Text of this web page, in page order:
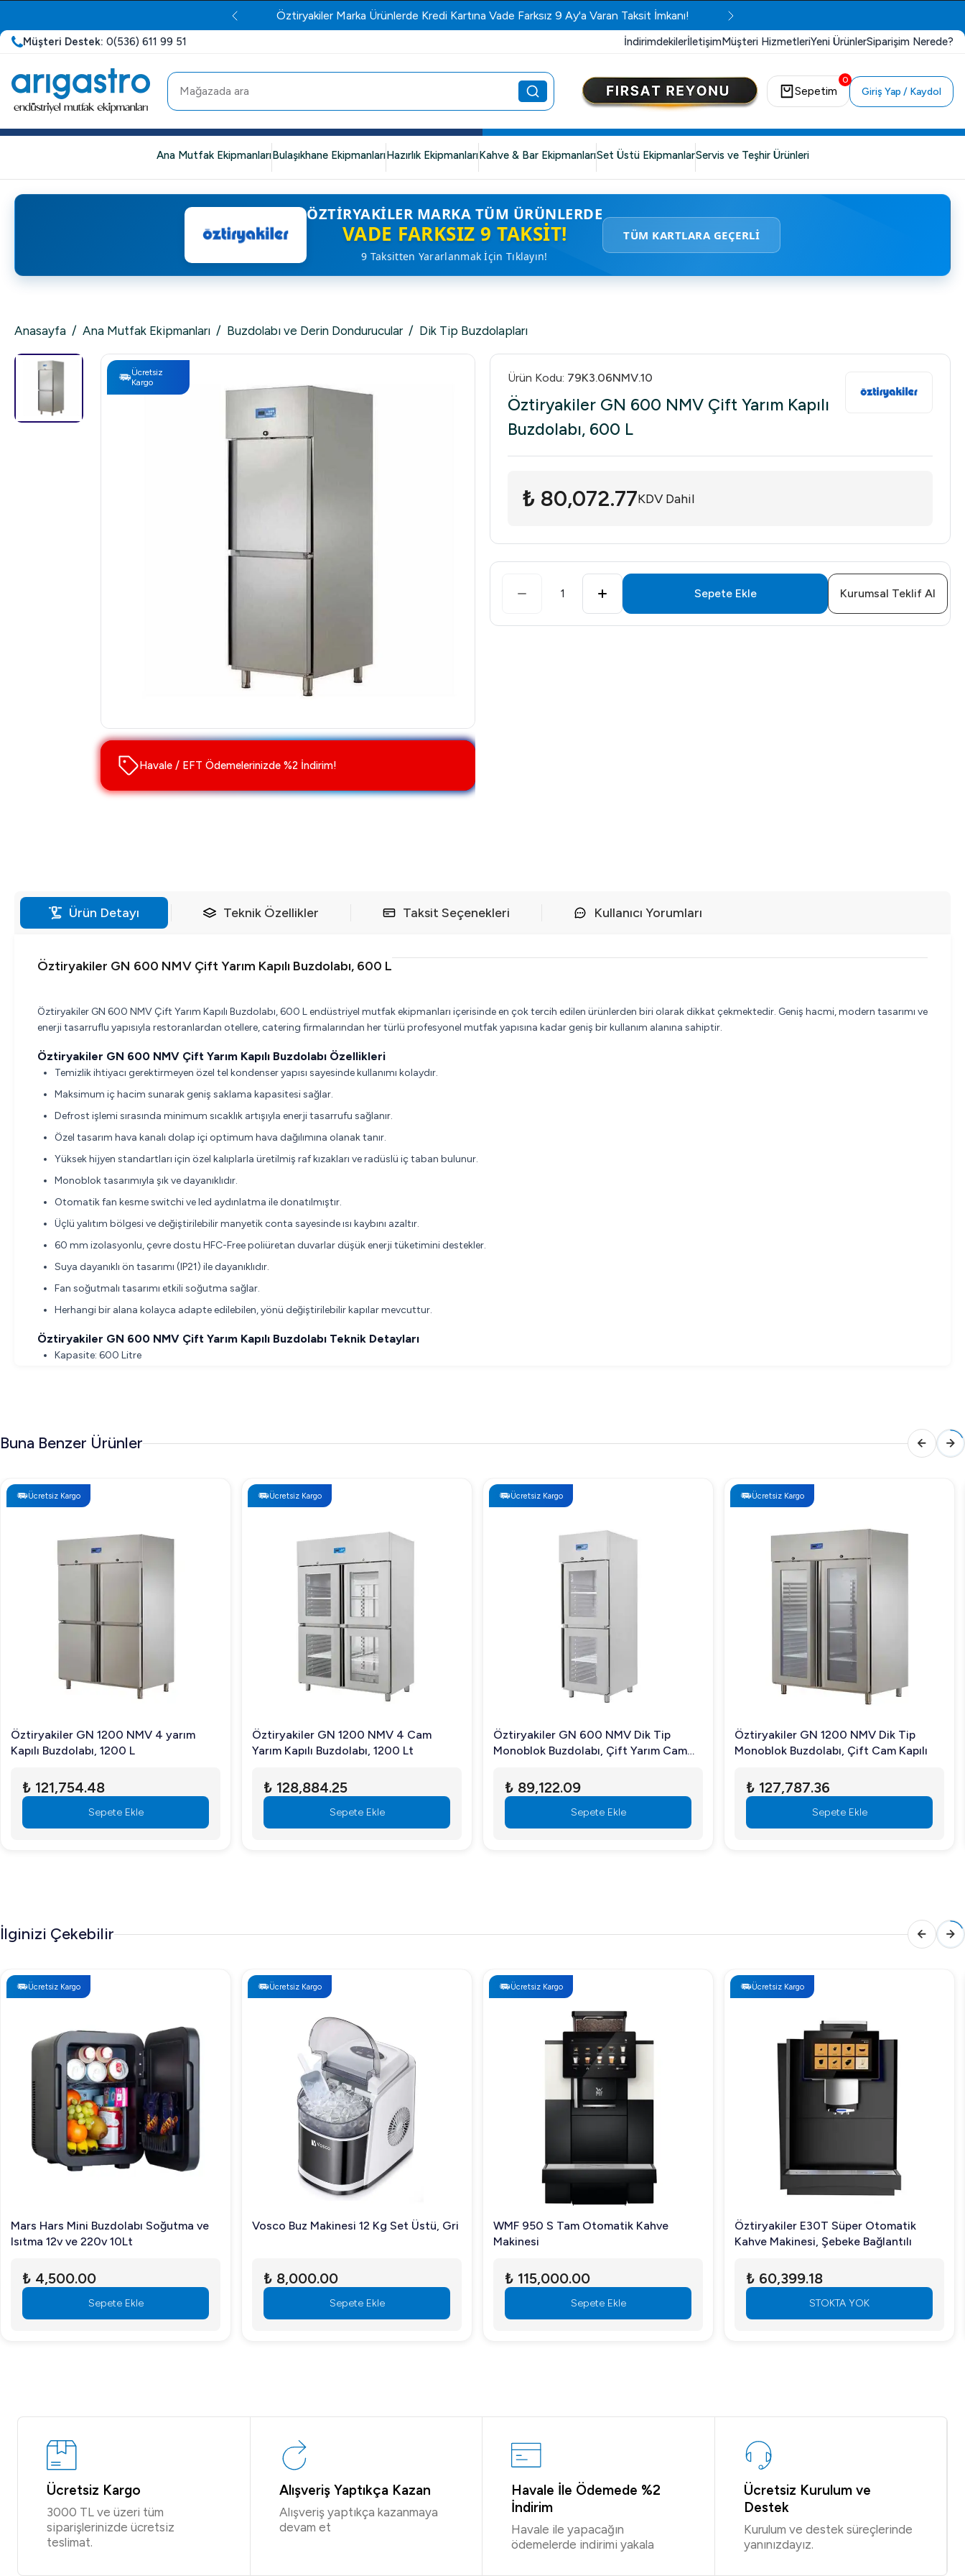
Öztiryakiler Marka Ürünlerde Kredi Kartına Vade Farksız 9 Ay'a Varan Taksit İmkanı!
Müşteri Destek: 0(536) 611 99 51 İndirimdekilerİletişimMüşteri HizmetleriYeni ÜrünlerSiparişim Nerede?
0
Sepetim Giriş Yap / Kaydol
Ana Mutfak EkipmanlarıBulaşıkhane EkipmanlarıHazırlık EkipmanlarıKahve & Bar EkipmanlarıSet Üstü EkipmanlarServis ve Teşhir Ürünleri
ÖZTIRYAKILER MARKA TÜM ÜRÜNLERDE
VADE FARKSIZ 9 TAKSIT!
9 Taksitten Yararlanmak İçin Tıklayın!
TÜM KARTLARA GEÇERLİ
Anasayfa / Ana Mutfak Ekipmanları / Buzdolabı ve Derin Dondurucular / Dik Tip Buzdolapları
Ücretsiz
Kargo
Havale / EFT Ödemelerinizde %2 İndirim!
Ürün Kodu: 79K3.06NMV.10
Öztiryakiler GN 600 NMV Çift Yarım Kapılı
Buzdolabı, 600 L
₺ 80,072.77KDV Dahil
1 Sepete Ekle Kurumsal Teklif Al
Ürün Detayı Teknik Özellikler Taksit Seçenekleri Kullanıcı Yorumları
Öztiryakiler GN 600 NMV Çift Yarım Kapılı Buzdolabı, 600 L
Öztiryakiler GN 600 NMV Çift Yarım Kapılı Buzdolabı, 600 L endüstriyel mutfak ekipmanları içerisinde en çok tercih edilen ürünlerden biri olarak dikkat çekmektedir. Geniş hacmi, modern tasarımı ve
enerji tasarruflu yapısıyla restoranlardan otellere, catering firmalarından her türlü profesyonel mutfak yapısına kadar geniş bir kullanım alanına sahiptir.
Öztiryakiler GN 600 NMV Çift Yarım Kapılı Buzdolabı Özellikleri
Temizlik ihtiyacı gerektirmeyen özel tel kondenser yapısı sayesinde kullanımı kolaydır.
Maksimum iç hacim sunarak geniş saklama kapasitesi sağlar.
Defrost işlemi sırasında minimum sıcaklık artışıyla enerji tasarrufu sağlanır.
Özel tasarım hava kanalı dolap içi optimum hava dağılımına olanak tanır.
Yüksek hijyen standartları için özel kalıplarla üretilmiş raf kızakları ve radüslü iç taban bulunur.
Monoblok tasarımıyla şık ve dayanıklıdır.
Otomatik fan kesme switchi ve led aydınlatma ile donatılmıştır.
Üçlü yalıtım bölgesi ve değiştirilebilir manyetik conta sayesinde ısı kaybını azaltır.
60 mm izolasyonlu, çevre dostu HFC-Free poliüretan duvarlar düşük enerji tüketimini destekler.
Suya dayanıklı ön tasarımı (IP21) ile dayanıklıdır.
Fan soğutmalı tasarımı etkili soğutma sağlar.
Herhangi bir alana kolayca adapte edilebilen, yönü değiştirilebilir kapılar mevcuttur.
Öztiryakiler GN 600 NMV Çift Yarım Kapılı Buzdolabı Teknik Detayları
Kapasite: 600 Litre
Kapı: Çift yarım kapı, yönü değiştirilebilir
IP Reytingi: IP21
Conta: Üçlü yalıtım bölgesi, değiştirilebilir manyetik
Öztiryakiler GN 600 NMV Çift Yarım Kapılı Buzdolabı Fiyatı
Öztiryakiler GN 600 NMV Çift Yarım Kapılı Buzdolabı, 600 L endüstriyel mutfaklar için fiyat performans açısından oldukça cazip bir üründür. Geniş hacmine ve sunduğu avantajlara kıyasla, bu
buzdolabı maliyet avantajı sağlar.
Öztiryakiler GN 600 NMV Çift Yarım Kapılı Buzdolabı Neden Tercih Edilmeli?
Öztiryakiler GN 600 NMV Çift Yarım Kapılı Buzdolabı, 600 L profesyonel mutfakların ihtiyaçlarına en iyi şekilde cevap veren bir üründür. Enerji verimliliği, kullanıcı dostu yapısı ve sağlam tasarımı ile
tercih sıralamasında öne çıkmaktadır. Ayrıca, özel tasarım özellikleri ile işletmelerin günlük operasyonlarını daha verimli ve etkili bir şekilde yürütmelerine yardımcı olur.
Öztiryakiler GN 600 NMV Çift Yarım Kapılı Buzdolabı'nın montajı kolay mıdır?
Evet, bu ürün, herhangi bir alana kolayca adapte edilebilen yönü değiştirilebilir kapılara sahiptir ve montajı oldukça basittir.
Bu buzdolabının temizliği nasıl yapılmalıdır?
Temizliği kolaylaştıran özel tel kondenser yapısına sahiptir, bu sayede düzenli bakım gerektirmez.
Enerji tüketimi konusunda ne kadar verimlidir?
Öztiryakiler GN 600 NMV Çift Yarım Kapılı Buzdolabı, 600 L düşük enerji tüketimi için özel olarak tasarlanmış, 60 mm izolasyon ve çevre dostu poliüretan duvarlar ile desteklenmiştir.
Buna Benzer Ürünler
Ücretsiz Kargo
Öztiryakiler GN 1200 NMV 4 yarım
Kapılı Buzdolabı, 1200 L
₺ 121,754.48
Sepete Ekle
Ücretsiz Kargo
Öztiryakiler GN 1200 NMV 4 Cam
Yarım Kapılı Buzdolabı, 1200 Lt
₺ 128,884.25
Sepete Ekle
Ücretsiz Kargo
Öztiryakiler GN 600 NMV Dik Tip
Monoblok Buzdolabı, Çift Yarım Cam
₺ 89,122.09
Sepete Ekle
Ücretsiz Kargo
Öztiryakiler GN 1200 NMV Dik Tip
Monoblok Buzdolabı, Çift Cam Kapılı
₺ 127,787.36
Sepete Ekle
İlginizi Çekebilir
Ücretsiz Kargo
Mars Hars Mini Buzdolabı Soğutma ve
Isıtma 12v ve 220v 10Lt
₺ 4,500.00
Sepete Ekle
Ücretsiz Kargo
Vosco Buz Makinesi 12 Kg Set Üstü, Gri
₺ 8,000.00
Sepete Ekle
Ücretsiz Kargo
WMF 950 S Tam Otomatik Kahve
Makinesi
₺ 115,000.00
Sepete Ekle
Ücretsiz Kargo
Öztiryakiler E30T Süper Otomatik
Kahve Makinesi, Şebeke Bağlantılı
₺ 60,399.18
STOKTA YOK
Ücretsiz Kargo
3000 TL ve üzeri tüm
siparişlerinizde ücretsiz
teslimat.
Alışveriş Yaptıkça Kazan
Alışveriş yaptıkça kazanmaya
devam et
Havale İle Ödemede %2
İndirim
Havale ile yapacağın
ödemelerde indirimi yakala
Ücretsiz Kurulum ve
Destek
Kurulum ve destek süreçlerinde
yanınızdayız.